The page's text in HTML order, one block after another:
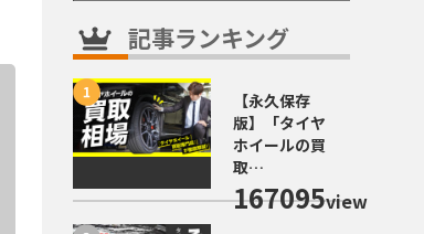
記事ランキング
【永久保存
版】「タイヤ
ホイールの買
取…
167095view